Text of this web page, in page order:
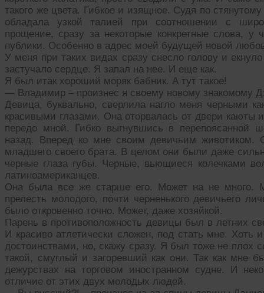
такого же цвета. Гибкое и изящное. Судя по
обладала узкой талией при соотношении с
прощение, сразу за некоторые конкретные слова,
публики. Особенно в адрес моей будущей новой
У меня при таких видах сразу снесло голову и
застучало сердце. Я запал на нее. И еще как.
Я был итак хороший моряк бабник. А тут такое!
— Владимир – произнес я своему новому знакомому
Девица, буквально, сверлила нагло меня черными
красивыми глазами. Она оторвалась от двери каюты
передо мной. Гибко выгнувшись в перепоясанной
назад. Вперед ко мне своим девичьим животиком.
младшего своего брата. В целом они были даже
черные глаза губы. Черные, вьющиеся колечками
латиноамериканцев.
Она была все же старше его. Может на не много.
прелесть молодого, почти черненького девичьего
было откровенно точно. Может, даже хозяйкой.
Парень в противоположность девицы был в летних
И красиво атлетически сложен, под стать мне. Хоть
достоинствами, но, скажу сразу. Я был тоже не плох
такой, смуглый и загоревший как они. Так как мне
дежурствах на торговом иностранном судне. И
отличие от этих двух молодых людей.